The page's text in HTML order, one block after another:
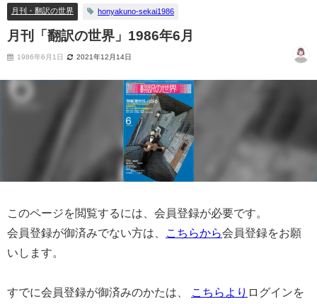
月刊・翻訳の世界 honyakuno-sekai1986
月刊「翻訳の世界」1986年6月
1986年6月1日 2021年12月14日
このページを閲覧するには、会員登録が必要です。
会員登録が御済みでない方は、
こちらから会員登録をお願
いします。
すでに会員登録が御済みのかたは、 こちらより ログインを